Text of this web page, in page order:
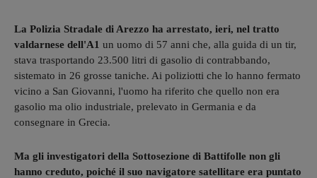
La Polizia Stradale di Arezzo ha arrestato, ieri, nel tratto
valdarnese dell'A1 un uomo di 57 anni che, alla guida di un tir,
stava trasportando 23.500 litri di gasolio di contrabbando,
sistemato in 26 grosse taniche. Ai poliziotti che lo hanno fermato
vicino a San Giovanni, l'uomo ha riferito che quello non era
gasolio ma olio industriale, prelevato in Germania e da
consegnare in Grecia.
Ma gli investigatori della Sottosezione di Battifolle non gli
hanno creduto, poiché il suo navigatore satellitare era puntato